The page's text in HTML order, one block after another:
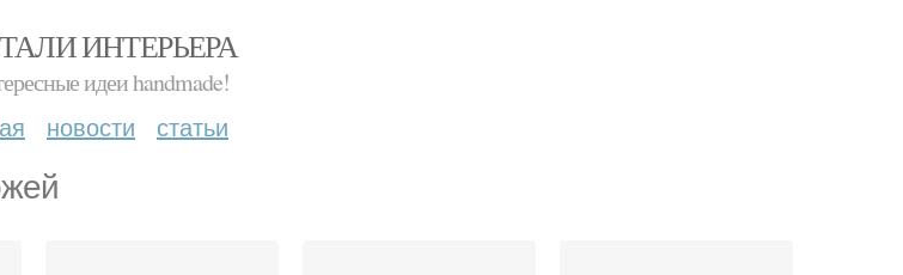
ИНТЕРЬЕРА
идеи handmade!
новости статьи